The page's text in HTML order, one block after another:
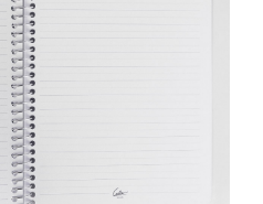
نوت بوک ( دفتر یادداشت ) سری S-17
نوت بوک ( دفتر یادداشت ) سری S-18